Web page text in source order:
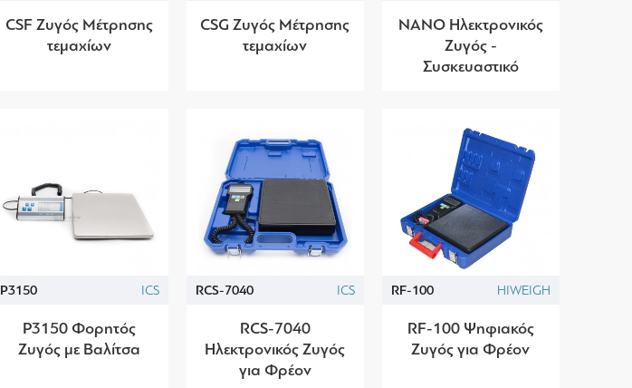
CSF Ζυγός Μέτρησης
τεμαχίων
CSG Ζυγός Μέτρησης
τεμαχίων
NANO Ηλεκτρονικός
Ζυγός -
Συσκευαστικό
P3150 ICS
P3150 Φορητός
Ζυγός με Βαλίτσα
RCS-7040 ICS
RCS-7040
Ηλεκτρονικός Ζυγός
για Φρέον
RF-100 HIWEIGH
RF-100 Ψηφιακός
Ζυγός για Φρέον